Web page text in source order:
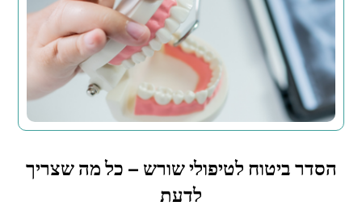
הסדר ביטוח לטיפולי שורש – כל מה שצריך
לדעת